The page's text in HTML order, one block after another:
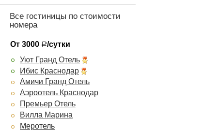
Все гостиницы по стоимости
номера
От 3000 Р/сутки
Уют Гранд Отель
Ибис Краснодар
Амичи Гранд Отель
Аэроотель Краснодар
Премьер Отель
Вилла Марина
Меротель